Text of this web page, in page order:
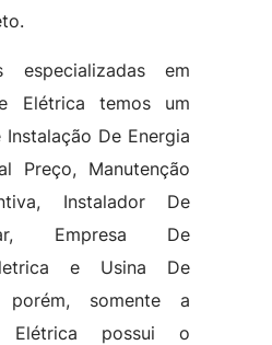
especializadas em
Elétrica temos um
De Energia
Preço, Manutenção
Instalador De
Empresa De
e Usina De
porém, somente a
Elétrica possui o